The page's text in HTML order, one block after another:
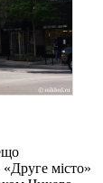
місто»